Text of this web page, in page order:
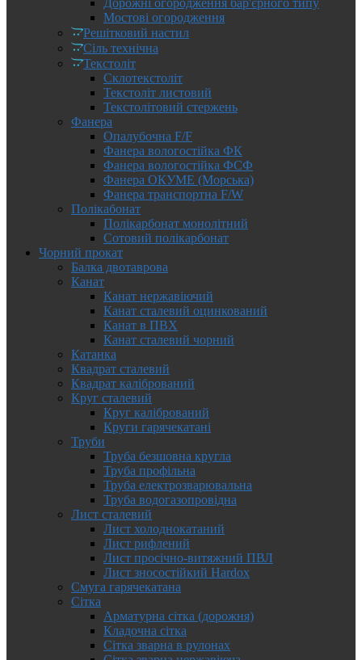
Дорожні огородження бар'єрного типу
Мостові огородження
Решітковий настил
Сіль технічна
Текстоліт
Склотекстоліт
Текстоліт листовий
Текстолітовий стержень
Фанера
Опалубочна F/F
Фанера вологостійка ФК
Фанера вологостійка ФСФ
Фанера ОКУМЕ (Морська)
Фанера транспортна F/W
Полікабонат
Полікарбонат монолітний
Сотовий полікарбонат
Чорний прокат
Балка двотаврова
Канат
Канат нержавіючий
Канат сталевий оцинкований
Канат в ПВХ
Канат сталевий чорний
Катанка
Квадрат сталевий
Квадрат калібрований
Круг сталевий
Круг калібрований
Круги гарячекатані
Труби
Труба безшовна кругла
Труба профільна
Труба електрозварювальна
Труба водогазопровідна
Лист сталевий
Лист холоднокатаний
Лист рифлений
Лист просічно-витяжний ПВЛ
Лист зносостійкий Hardox
Смуга гарячекатана
Сітка
Арматурна сітка (дорожня)
Кладочна сітка
Сітка зварна в рулонах